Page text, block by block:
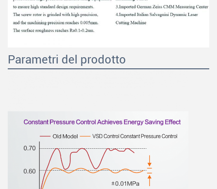
Parametri del prodotto